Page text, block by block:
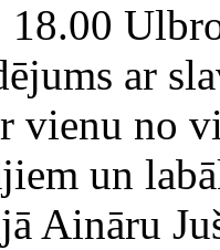
ar
vienu no
un
Aināru